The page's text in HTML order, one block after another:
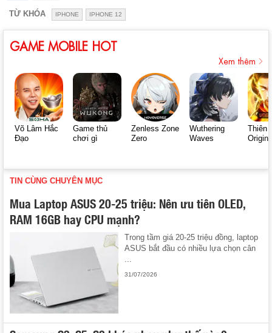
TỪ KHÓA IPHONE IPHONE 12
GAME MOBILE HOT
Xem thêm
Võ Lâm Hắc
Đạo
Game thủ
chơi gì
Zenless Zone
Zero
Wuthering
Waves
Thiên
Origin
TIN CÙNG CHUYÊN MỤC
Mua Laptop ASUS 20-25 triệu: Nên ưu tiên OLED,
RAM 16GB hay CPU mạnh?
Trong tầm giá 20-25 triệu đồng, laptop
ASUS bắt đầu có nhiều lựa chọn cân
31/07/2026